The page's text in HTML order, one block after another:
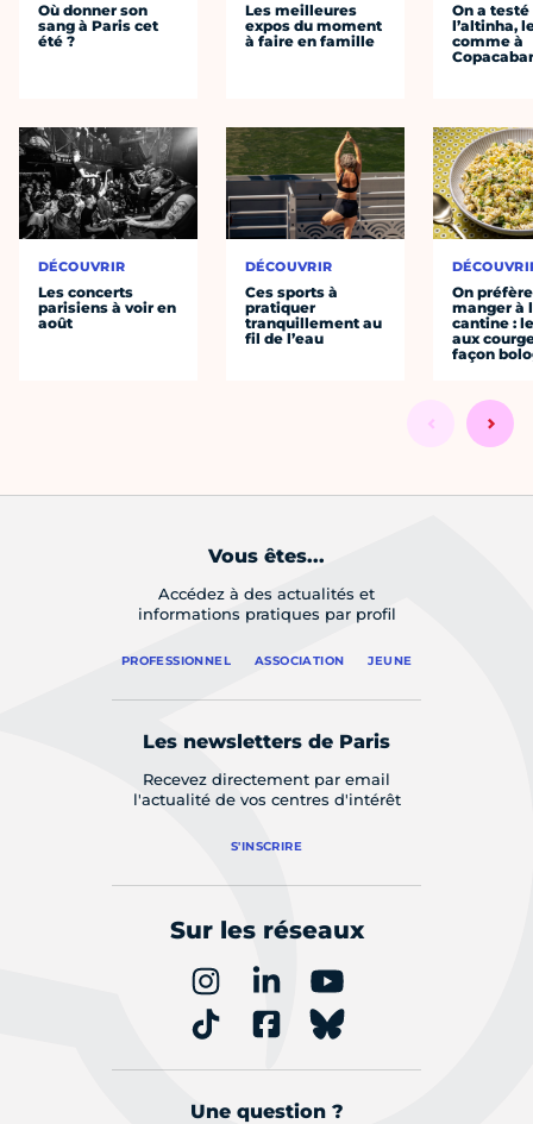
Où donner son
sang à Paris cet
été ?
DÉCOUVRIR
Les concerts
parisiens à voir en
août
Les meilleures
expos du moment
à faire en famille
DÉCOUVRIR
Ces sports à
pratiquer
tranquillement au
fil de l’eau
On a testé
l’altinha,
comme à
On préfère
manger à
cantine :
aux
façon
Vous êtes...
Accédez à des actualités et
informations pratiques par profil
PROFESSIONNEL ASSOCIATION JEUNE
Les newsletters de Paris
Recevez directement par email
l'actualité de vos centres d'intérêt
S'INSCRIRE
Sur les réseaux
Une question ?